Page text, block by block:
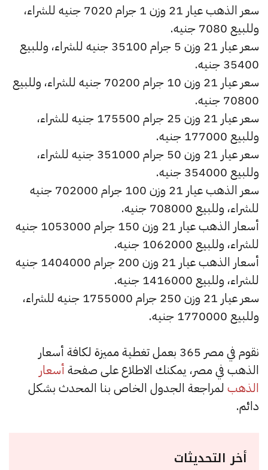
سعر الذهب عيار 21 وزن 1 جرام 7020 جنيه للشراء،
وللبيع 7080 جنيه.
سعر عيار 21 وزن 5 جرام 35100 جنيه للشراء، وللبيع
35400 جنيه.
سعر عيار 21 وزن 10 جرام 70200 جنيه للشراء، وللبيع
70800 جنيه.
سعر عيار 21 وزن 25 جرام 175500 جنيه للشراء،
وللبيع 177000 جنيه.
سعر عيار 21 وزن 50 جرام 351000 جنيه للشراء،
وللبيع 354000 جنيه.
سعر الذهب عيار 21 وزن 100 جرام 702000 جنيه
للشراء، وللبيع 708000 جنيه.
أسعار الذهب عيار 21 وزن 150 جرام 1053000 جنيه
للشراء، وللبيع 1062000 جنيه.
أسعار الذهب عيار 21 وزن 200 جرام 1404000 جنيه
للشراء، وللبيع 1416000 جنيه.
سعر عيار 21 وزن 250 جرام 1755000 جنيه للشراء،
وللبيع 1770000 جنيه.
نقوم في مصر 365 بعمل تغطية مميزة لكافة أسعار
الذهب في مصر، يمكنك الاطلاع على صفحة أسعار
الذهب لمراجعة الجدول الخاص بنا المحدث بشكل
دائم.
أخر التحديثات